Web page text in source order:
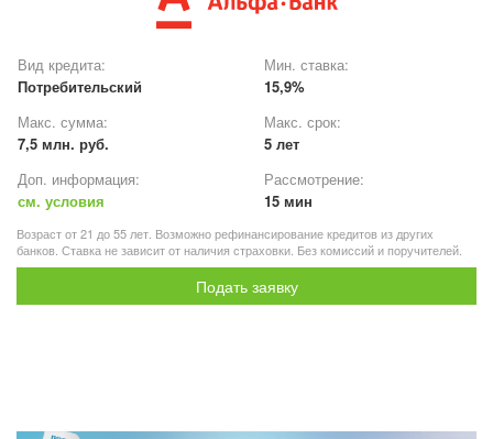
Вид кредита:
Потребительский
Мин. ставка:
15,9%
Макс. сумма:
7,5 млн. руб.
Макс. срок:
5 лет
Доп. информация:
см. условия
Рассмотрение:
15 мин
Возраст от 21 до 55 лет. Возможно рефинансирование кредитов из других
банков. Ставка не зависит от наличия страховки. Без комиссий и поручителей.
Подать заявку